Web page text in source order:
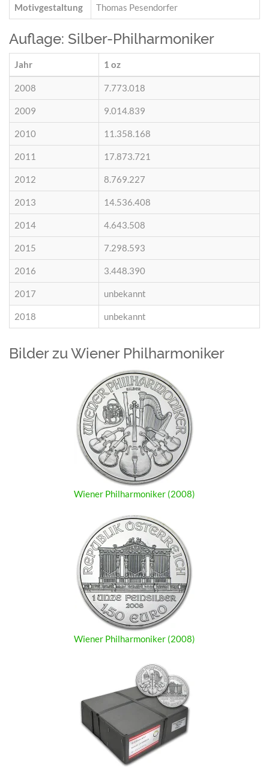
Motivgestaltung Thomas Pesendorfer
Auflage: Silber-Philharmoniker
Jahr 1 oz
2008 7.773.018
2009 9.014.839
2010 11.358.168
2011 17.873.721
2012 8.769.227
2013 14.536.408
2014 4.643.508
2015 7.298.593
2016 3.448.390
2017 unbekannt
2018 unbekannt
Bilder zu Wiener Philharmoniker
Wiener Philharmoniker (2008)
Wiener Philharmoniker (2008)